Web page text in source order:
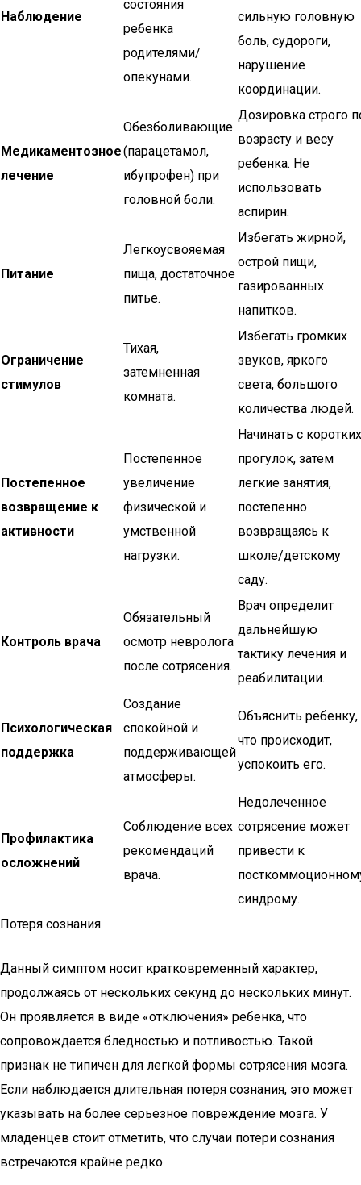
Наблюдение
состояния
ребенка
родителями/
опекунами.
сильную головную
боль, судороги,
нарушение
координации.
Медикаментозное
лечение
Обезболивающие
(парацетамол,
ибупрофен) при
головной боли.
Дозировка строго
возрасту и весу
ребенка. Не
использовать
аспирин.
Питание
Легкоусвояемая
пища, достаточное
питье.
Избегать жирной,
острой пищи,
газированных
напитков.
Ограничение
стимулов
Тихая,
затемненная
комната.
Избегать громких
звуков, яркого
света, большого
количества людей.
Постепенное
возвращение к
активности
Постепенное
увеличение
физической и
умственной
нагрузки.
Начинать с коротких
прогулок, затем
легкие занятия,
постепенно
возвращаясь к
школе/детскому
саду.
Контроль врача
Обязательный
осмотр невролога
после сотрясения.
Врач определит
дальнейшую
тактику лечения и
реабилитации.
Психологическая
поддержка
Создание
спокойной и
поддерживающей
атмосферы.
Объяснить ребенку,
что происходит,
успокоить его.
Профилактика
осложнений
Соблюдение всех
рекомендаций
врача.
Недолеченное
сотрясение может
привести к
синдрому.
Потеря сознания
Данный симптом носит кратковременный характер,
продолжаясь от нескольких секунд до нескольких минут.
Он проявляется в виде «отключения» ребенка, что
сопровождается бледностью и потливостью. Такой
признак не типичен для легкой формы сотрясения мозга.
Если наблюдается длительная потеря сознания, это может
указывать на более серьезное повреждение мозга. У
младенцев стоит отметить, что случаи потери сознания
встречаются крайне редко.